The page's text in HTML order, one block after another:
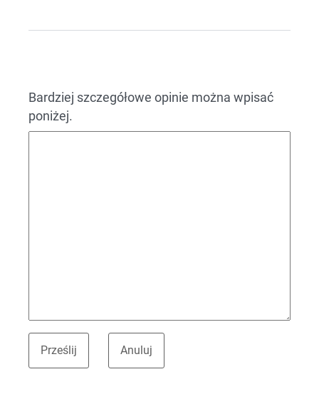
Bardziej szczegółowe opinie można wpisać
poniżej.